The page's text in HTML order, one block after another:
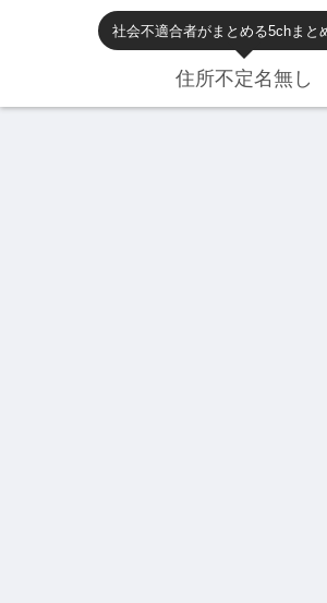
社会不適合者がまとめる5chまと
住所不定名無し